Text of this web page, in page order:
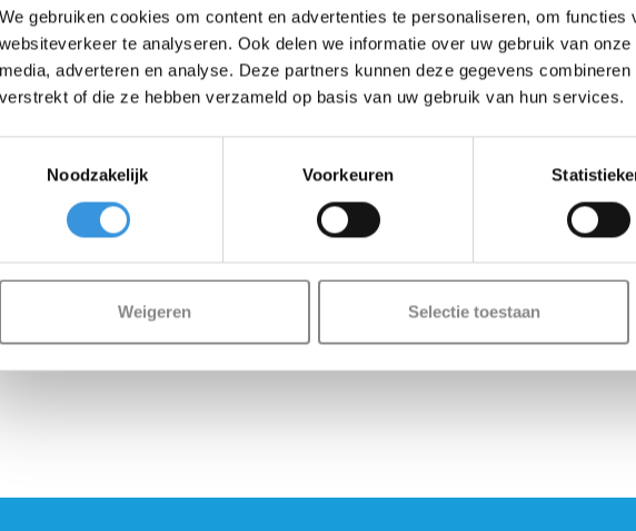
We gebruiken cookies om content en advertenties te personaliseren, om functies
websiteverkeer te analyseren. Ook delen we informatie over uw gebruik van
media, adverteren en analyse. Deze partners kunnen deze gegevens
verstrekt of die ze hebben verzameld op basis van uw gebruik van hun services.
Noodzakelijk
Voorkeuren
Weigeren Selectie toestaan